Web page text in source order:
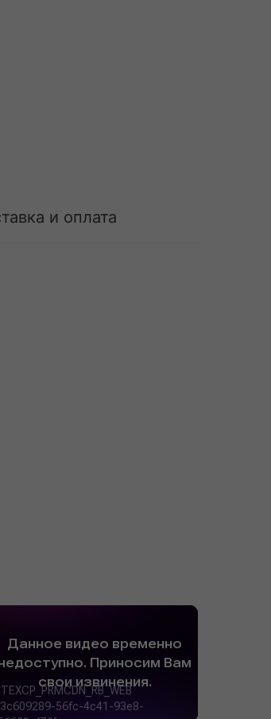
и оплата